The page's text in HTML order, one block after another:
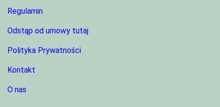
Regulamin
Odstąp od umowy tutaj
Polityka Prywatności
Kontakt
O nas